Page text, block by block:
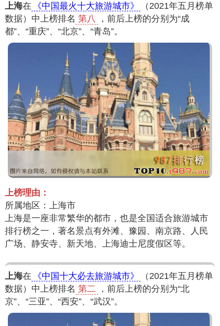
上海在 《中国最火十大旅游城市》
（2021年五月榜单
数据）中上榜排名 第八
，前后上榜的分别为“成
都”、“重庆”、“北京”、“青岛”。
上榜理由：
所属地区：上海市
上海是一座非常繁华的都市，也是全国适合旅游城市
排行榜之一，著名景点有外滩、豫园、南京路、人民
广场、静安寺、新天地、上海迪士尼度假区等。
上海在 《中国十大必去旅游城市》
（2021年五月榜单
数据）中上榜排名 第二
，前后上榜的分别为“北
京”、“三亚”、“西安”、“武汉”。